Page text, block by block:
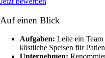
Auf einen Blick
Aufgaben: Leite ein
köstliche Speisen für